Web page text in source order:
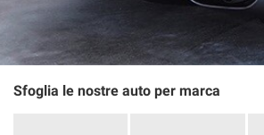
Sfoglia le nostre auto per marca